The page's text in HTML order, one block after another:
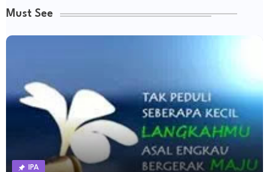
Must See
IPA